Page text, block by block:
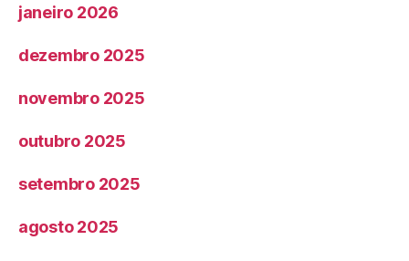
janeiro 2026
dezembro 2025
novembro 2025
outubro 2025
setembro 2025
agosto 2025